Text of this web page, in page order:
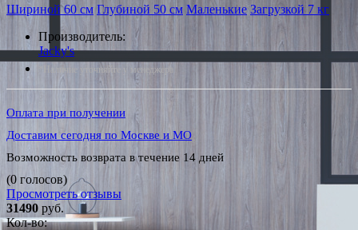
Шириной 60 см Глубиной 50 см Маленькие Загрузкой 7 кг
Производитель:
Jacky's
*Наличие уточняйте у менеджера
Оплата при получении
Доставим сегодня по Москве и МО
Возможность возврата в течение 14 дней
(0 голосов)
Просмотреть отзывы
31490 руб.
Кол-во: